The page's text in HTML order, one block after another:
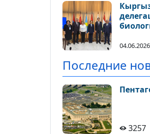
Последние
3257